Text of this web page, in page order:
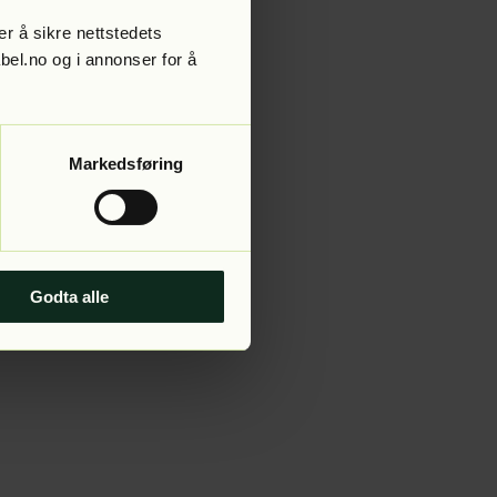
å sikre nettstedets
og i annonser for å
Markedsføring
Godta alle